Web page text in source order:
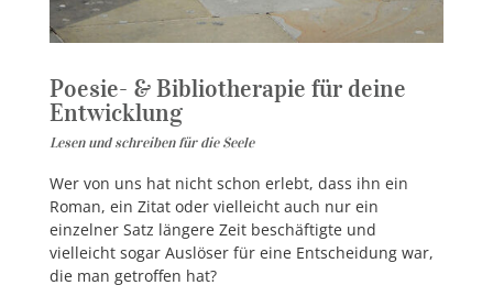
Poesie- & Bibliotherapie für deine
Entwicklung
Lesen und schreiben für die Seele
Wer von uns hat nicht schon erlebt, dass ihn ein
Roman, ein Zitat oder vielleicht auch nur ein
einzelner Satz längere Zeit beschäftigte und
vielleicht sogar Auslöser für eine Entscheidung war,
die man getroffen hat?